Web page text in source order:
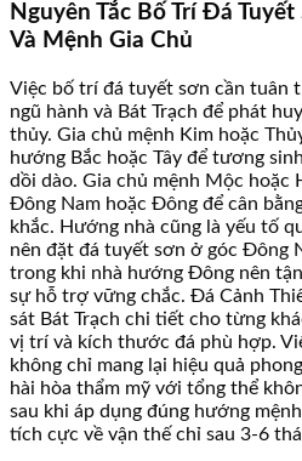
Nguyên Tắc Bố Trí Đá
Và Mệnh Gia Chủ
Việc bố trí đá tuyết sơn cần tuân
ngũ hành và Bát Trạch để phát
thủy. Gia chủ mệnh Kim hoặc
hướng Bắc hoặc Tây để tương
dồi dào. Gia chủ mệnh Mộc hoặc
Đông Nam hoặc Đông để cân
khắc. Hướng nhà cũng là yếu tố
nên đặt đá tuyết sơn ở góc Đông
trong khi nhà hướng Đông nên
sự hỗ trợ vững chắc. Đá Cảnh
sát Bát Trạch chi tiết cho từng
vị trí và kích thước đá phù hợp.
không chỉ mang lại hiệu quả
hài hòa thẩm mỹ với tổng thể
sau khi áp dụng đúng hướng
tích cực về vận thế chỉ sau 3-6